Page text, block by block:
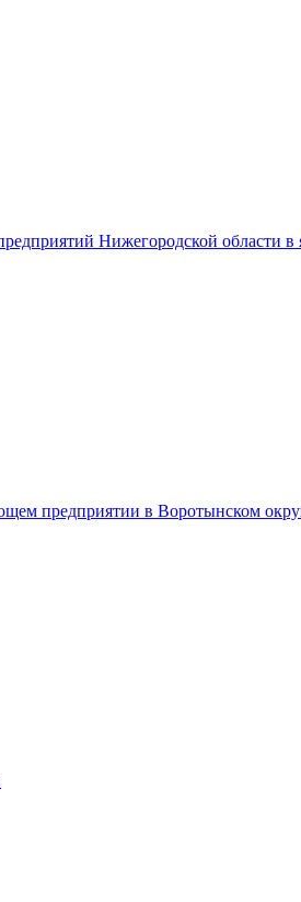
Нижегородской области в
предприятии в Воротынском